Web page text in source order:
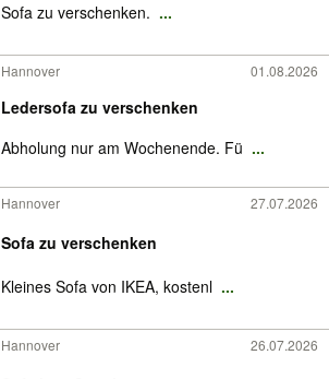
Sofa zu verschenken. ...
Hannover 01.08.2026
Ledersofa zu verschenken
Abholung nur am Wochenende. Fü ...
Hannover 27.07.2026
Sofa zu verschenken
Kleines Sofa von IKEA, kostenl ...
Hannover 26.07.2026